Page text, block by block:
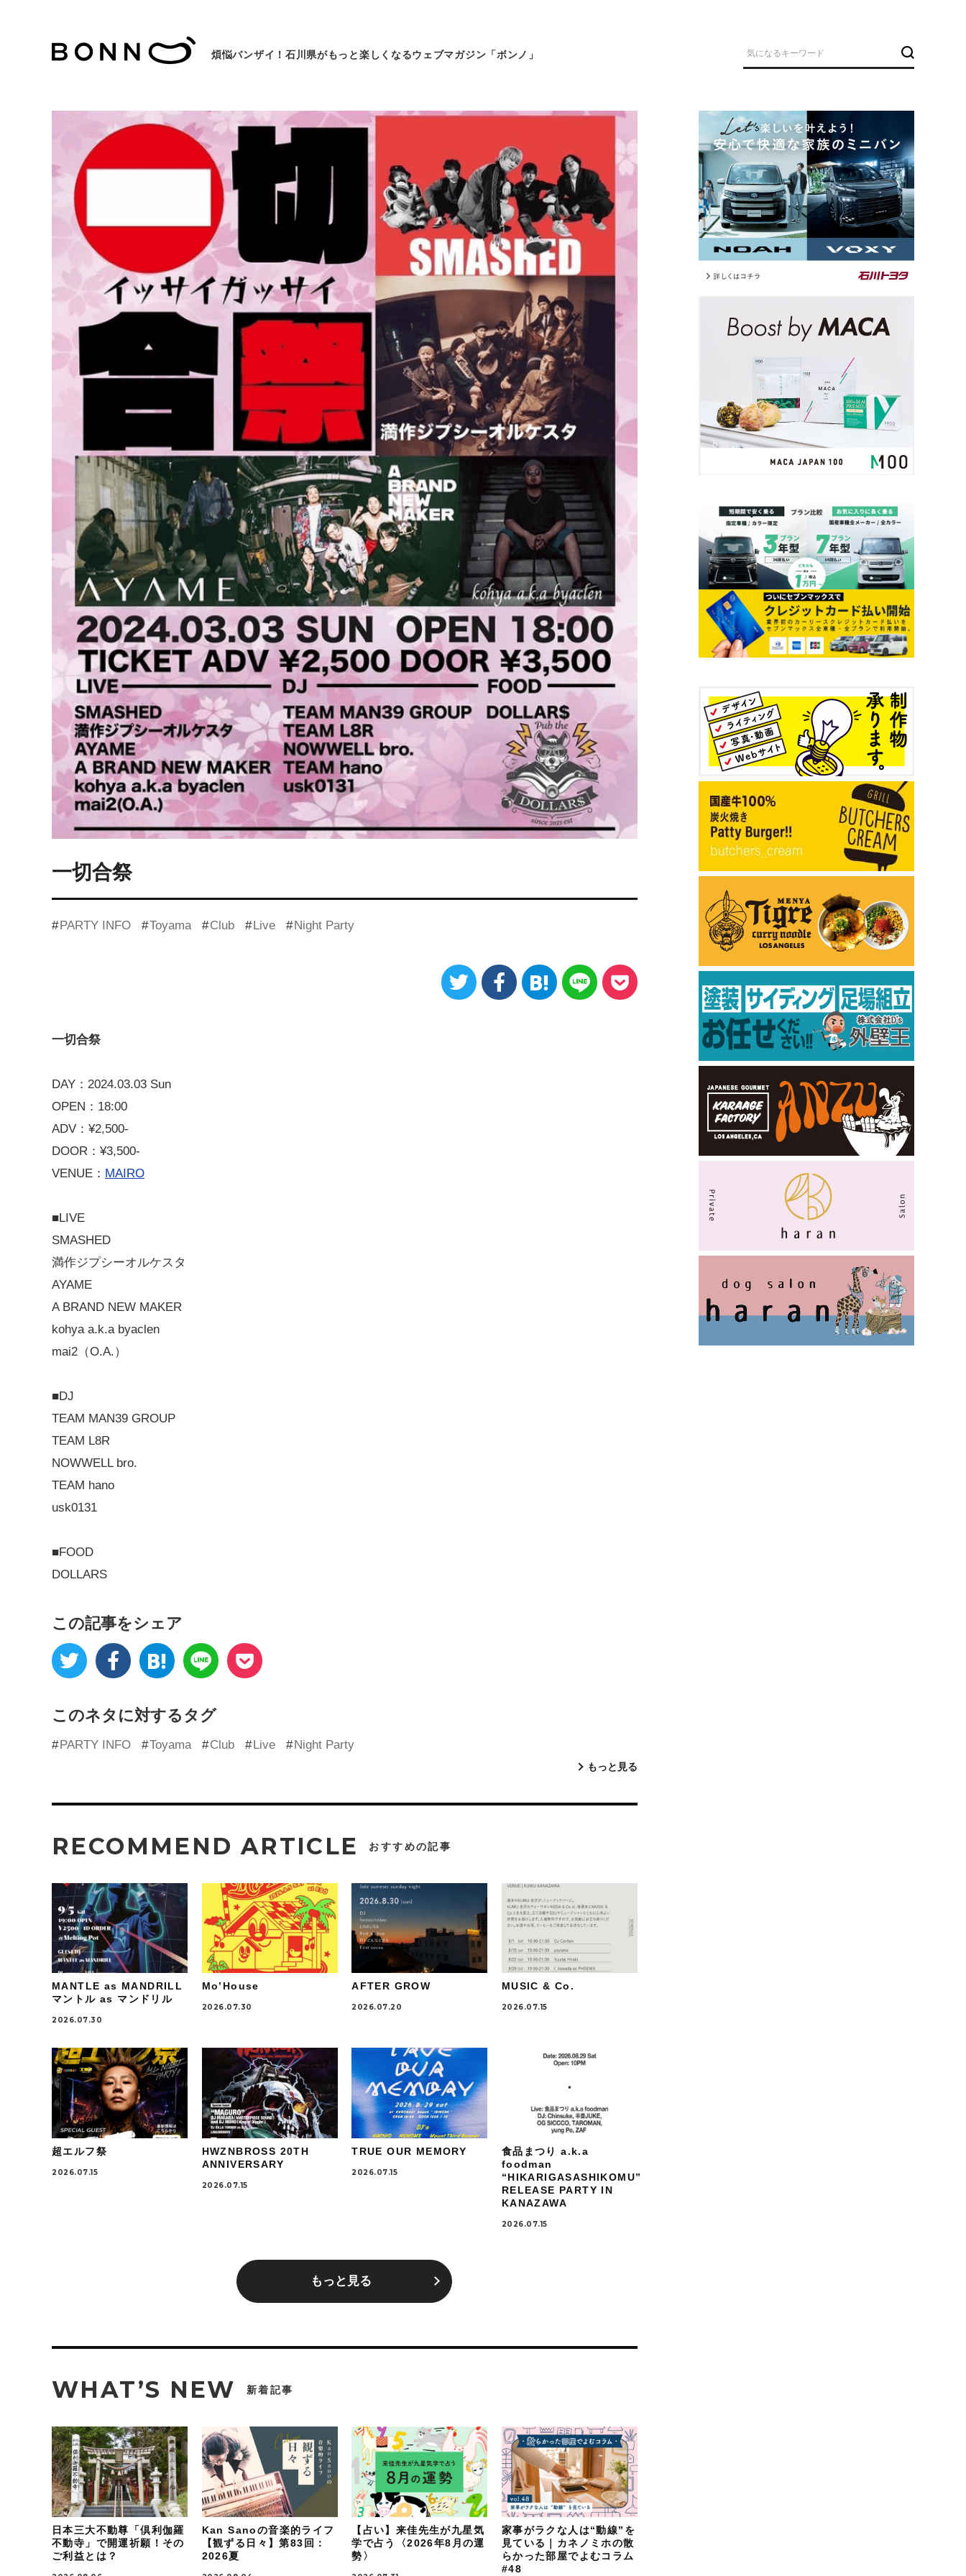
煩悩バンザイ！石川県がもっと楽しくなるウェブマガジン「ボンノ」
一切合祭
PARTY INFO Toyama Club Live Night Party
一切合祭
DAY：2024.03.03 Sun
OPEN：18:00
ADV：¥2,500-
DOOR：¥3,500-
VENUE： MAIRO
■LIVE
SMASHED
満作ジプシーオルケスタ
AYAME
A BRAND NEW MAKER
kohya a.k.a byaclen
mai2（O.A.）
■DJ
TEAM MAN39 GROUP
TEAM L8R
NOWWELL bro.
TEAM hano
usk0131
■FOOD
DOLLARS
この記事をシェア
このネタに対するタグ
PARTY INFO Toyama Club Live Night Party
もっと見る
RECOMMEND ARTICLE おすすめの記事
MANTLE as MANDRILL
マントル as マンドリル
2026.07.30
Mo’House
2026.07.30
AFTER GROW
2026.07.20
MUSIC & Co.
2026.07.15
超エルフ祭
2026.07.15
HWZNBROSS 20TH
ANNIVERSARY
2026.07.15
TRUE OUR MEMORY
2026.07.15
食品まつり a.k.a
foodman
“HIKARIGASASHIKOMU”
RELEASE PARTY IN
KANAZAWA
2026.07.15
もっと見る
WHAT’S NEW 新着記事
日本三大不動尊「倶利伽羅
不動寺」で開運祈願！その
ご利益とは？
Kan Sanoの音楽的ライフ
【観ずる日々】第83回：
2026夏
【占い】来佳先生が九星気
学で占う〈2026年8月の運
勢〉
家事がラクな人は“動線”を
見ている｜カネノミホの散
らかった部屋でよむコラム
#48